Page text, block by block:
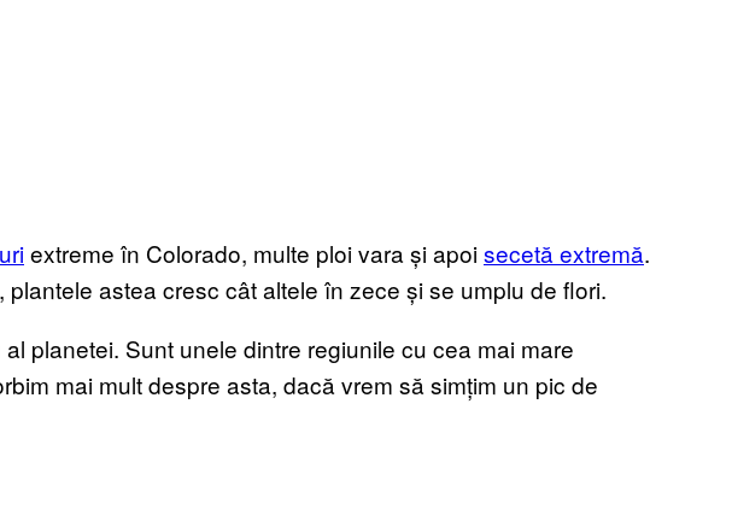
extreme în Colorado, multe ploi vara și apoisecetă extremă.
astea cresc cât altele în zece și se umplu de flori.
planetei. Sunt unele dintre regiunile cu cea mai mare
mai mult despre asta, dacă vrem să simțim un pic de